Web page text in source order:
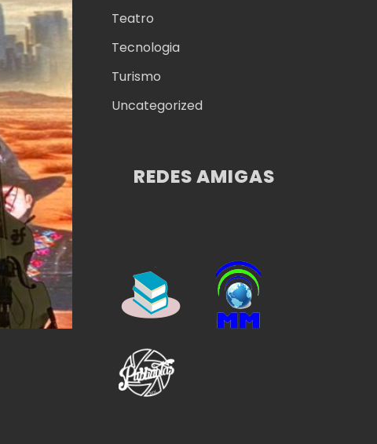
Teatro
Tecnologia
Turismo
Uncategorized
REDES AMIGAS